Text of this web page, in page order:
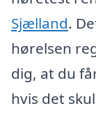
Sjælland.
hørelsen
dig, at du
hvis det